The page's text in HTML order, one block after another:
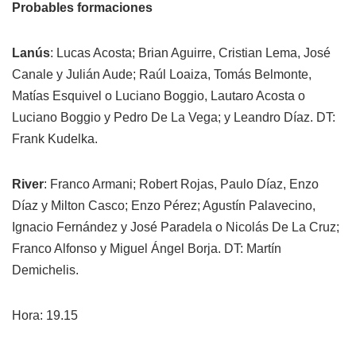
Probables formaciones
Lanús: Lucas Acosta; Brian Aguirre, Cristian Lema, José
Canale y Julián Aude; Raúl Loaiza, Tomás Belmonte,
Matías Esquivel o Luciano Boggio, Lautaro Acosta o
Luciano Boggio y Pedro De La Vega; y Leandro Díaz. DT:
Frank Kudelka.
River: Franco Armani; Robert Rojas, Paulo Díaz, Enzo
Díaz y Milton Casco; Enzo Pérez; Agustín Palavecino,
Ignacio Fernández y José Paradela o Nicolás De La Cruz;
Franco Alfonso y Miguel Ángel Borja. DT: Martín
Demichelis.
Hora: 19.15